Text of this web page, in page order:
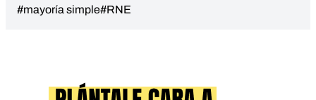
#mayoría simple#RNE